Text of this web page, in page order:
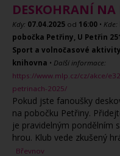
DESKOHRANÍ NA
Kdy: 07.04.2025 od 16:00 • Kde:
pobočka Petřiny, U Petřin
Sport a volnočasové aktivity
knihovna • Další informace:
https://www.mlp.cz/cz/akce/
petrinach-2025/
Pokud jste fanoušky
na pobočku Petřiny.
je pravidelným pondělním
hrou. Klub vede zkušený
Břevnov